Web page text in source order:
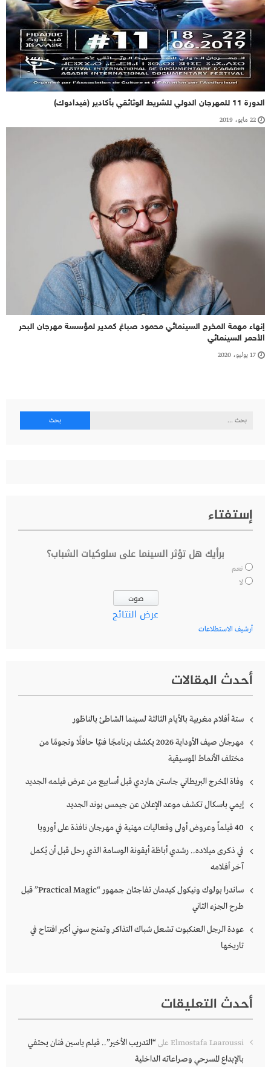
الدورة 11 للمهرجان الدولي للشريط الوثائقي بأكادير (فيدادوك)
22 مايو، 2019
إنهاء مهمة المخرج السينمائي محمود صباغ كمدير لمؤسسة مهرجان البحر
الأحمر السينمائي
17 يوليو، 2020
البحث
إستفتاء
برأيك هل تؤثر السينما على سلوكيات الشباب؟
نعم
لا
عرض النتائج
أرشيف الاستطلاعات
أحدث المقالات
ستة أفلام مغربية بالأيام الثالثة لسينما الشاطئ بالناظور
مهرجان صيف الأوداية 2026 يكشف برنامجًا فنيًا حافلًا ونجومًا من
مختلف الأنماط الموسيقية
وفاة المخرج البريطاني جاستن هاردي قبل أسابيع من عرض فيلمه الجديد
إيمي باسكال تكشف موعد الإعلان عن جيمس بوند الجديد
40 فيلماً وعروض أولى وفعاليات مهنية في مهرجان نافذة على أوروبا
في ذكرى ميلاده.. رشدي أباظة أيقونة الوسامة الذي رحل قبل أن يُكمل
آخر أفلامه
ساندرا بولوك ونيكول كيدمان تفاجئان جمهور “Practical Magic” قبل
طرح الجزء الثاني
عودة الرجل العنكبوت تشعل شباك التذاكر وتمنح سوني أكبر افتتاح في
تاريخها
أحدث التعليقات
Elmostafa Laaroussi على“التدريب الأخير”.. فيلم ياسين فنان يحتفي
بالإبداع المسرحي وصراعاته الداخلية